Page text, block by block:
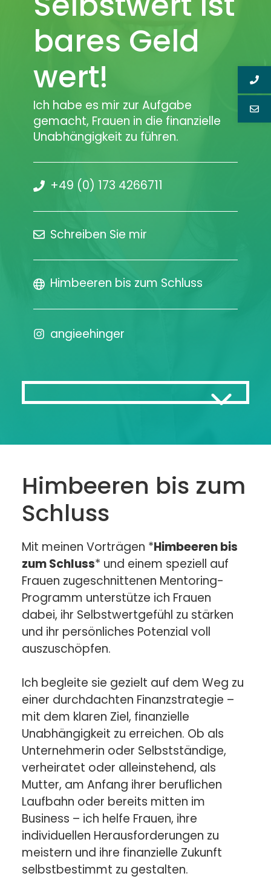
bares Geld
wert!
Ich habe es mir zur Aufgabe
gemacht, Frauen in die finanzielle
Unabhängigkeit zu führen.
+49 (0) 173 4266711
Schreiben Sie mir
Himbeeren bis zum Schluss
angieehinger
Himbeeren bis zum
Schluss
Mit meinen Vorträgen *Himbeeren bis
zum Schluss* und einem speziell auf
Frauen zugeschnittenen Mentoring-
Programm unterstütze ich Frauen
dabei, ihr Selbstwertgefühl zu stärken
und ihr persönliches Potenzial voll
auszuschöpfen.
Ich begleite sie gezielt auf dem Weg zu
einer durchdachten Finanzstrategie –
mit dem klaren Ziel, finanzielle
Unabhängigkeit zu erreichen. Ob als
Unternehmerin oder Selbstständige,
verheiratet oder alleinstehend, als
Mutter, am Anfang ihrer beruflichen
Laufbahn oder bereits mitten im
Business – ich helfe Frauen, ihre
individuellen Herausforderungen zu
meistern und ihre finanzielle Zukunft
selbstbestimmt zu gestalten.